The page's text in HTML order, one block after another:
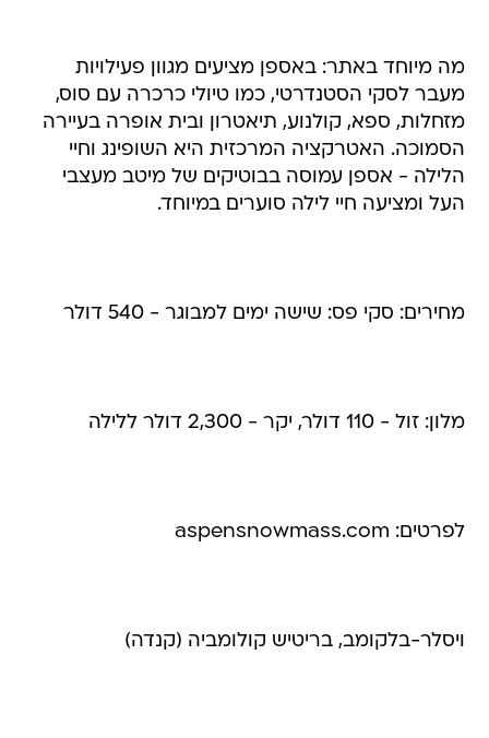
מה מיוחד באתר: באספן מציעים מגוון פעילויות
מעבר לסקי הסטנדרטי, כמו טיולי כרכרה עם סוס,
מזחלות, ספא, קולנוע, תיאטרון ובית אופרה בעיירה
הסמוכה. האטרקציה המרכזית היא השופינג וחיי
הלילה - אספן עמוסה בבוטיקים של מיטב מעצבי
העל ומציעה חיי לילה סוערים במיוחד.
מחירים: סקי פס: שישה ימים למבוגר - 540 דולר
מלון: זול - 110 דולר, יקר - 2,300 דולר ללילה
לפרטים: aspensnowmass.com
ויסלר-בלקומב, בריטיש קולומביה (קנדה)